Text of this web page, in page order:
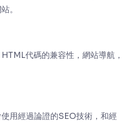
。
代碼的兼容性，網站導航，
用經過論證的SEO技術，和經